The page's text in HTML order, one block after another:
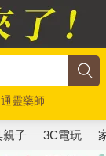
通靈藥師
親子 3C電玩